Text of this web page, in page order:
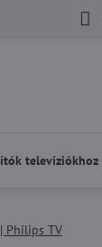
televíziókhoz
Philips TV